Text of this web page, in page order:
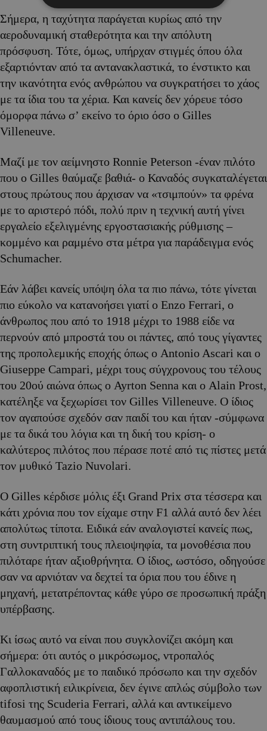
Σήμερα, η ταχύτητα παράγεται κυρίως από την
αεροδυναμική σταθερότητα και την απόλυτη
πρόσφυση. Τότε, όμως, υπήρχαν στιγμές όπου όλα
εξαρτιόνταν από τα αντανακλαστικά, το ένστικτο και
την ικανότητα ενός ανθρώπου να συγκρατήσει το χάος
με τα ίδια του τα χέρια. Και κανείς δεν χόρευε τόσο
όμορφα πάνω σ’ εκείνο το όριο όσο ο Gilles
Villeneuve.
Μαζί με τον αείμνηστο Ronnie Peterson -έναν πιλότο
που ο Gilles θαύμαζε βαθιά- ο Καναδός συγκαταλέγεται
στους πρώτους που άρχισαν να «τσιμπούν» τα φρένα
με το αριστερό πόδι, πολύ πριν η τεχνική αυτή γίνει
εργαλείο εξελιγμένης εργοστασιακής ρύθμισης –
κομμένο και ραμμένο στα μέτρα για παράδειγμα ενός
Schumacher.
Εάν λάβει κανείς υπόψη όλα τα πιο πάνω, τότε γίνεται
πιο εύκολο να κατανοήσει γιατί ο Enzo Ferrari, ο
άνθρωπος που από το 1918 μέχρι το 1988 είδε να
περνούν από μπροστά του οι πάντες, από τους γίγαντες
της προπολεμικής εποχής όπως ο Antonio Ascari και ο
Giuseppe Campari, μέχρι τους σύγχρονους του τέλους
του 20ού αιώνα όπως ο Ayrton Senna και ο Alain Prost,
κατέληξε να ξεχωρίσει τον Gilles Villeneuve. Ο ίδιος
τον αγαπούσε σχεδόν σαν παιδί του και ήταν -σύμφωνα
με τα δικά του λόγια και τη δική του κρίση- ο
καλύτερος πιλότος που πέρασε ποτέ από τις πίστες μετά
τον μυθικό Tazio Nuvolari.
Ο Gilles κέρδισε μόλις έξι Grand Prix στα τέσσερα και
κάτι χρόνια που τον είχαμε στην F1 αλλά αυτό δεν λέει
απολύτως τίποτα. Ειδικά εάν αναλογιστεί κανείς πως,
στη συντριπτική τους πλειοψηφία, τα μονοθέσια που
πιλόταρε ήταν αξιοθρήνητα. Ο ίδιος, ωστόσο, οδηγούσε
σαν να αρνιόταν να δεχτεί τα όρια που του έδινε η
μηχανή, μετατρέποντας κάθε γύρο σε προσωπική πράξη
υπέρβασης.
Κι ίσως αυτό να είναι που συγκλονίζει ακόμη και
σήμερα: ότι αυτός ο μικρόσωμος, ντροπαλός
Γαλλοκαναδός με το παιδικό πρόσωπο και την σχεδόν
αφοπλιστική ειλικρίνεια, δεν έγινε απλώς σύμβολο των
tifosi της Scuderia Ferrari, αλλά και αντικείμενο
θαυμασμού από τους ίδιους τους αντιπάλους του.